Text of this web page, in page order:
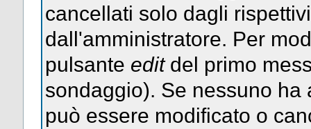
cancellati solo dagli
dall'amministratore. Per
pulsante editdel primo
sondaggio). Se nessuno
può essere modificato o